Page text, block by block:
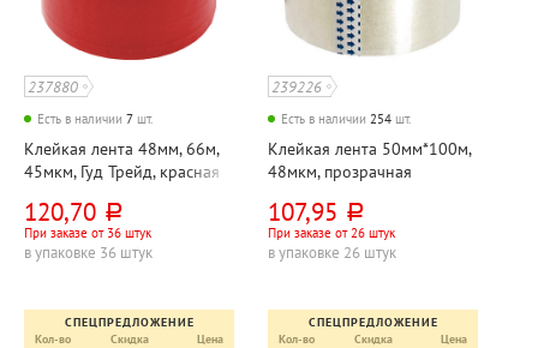
237880
Есть в наличии 7 шт.
Клейкая лента 48мм, 66м,
45мкм, Гуд Трейд, красная
120,70 руб.
При заказе от 36 штук
в упаковке 36 штук
СПЕЦПРЕДЛОЖЕНИЕ
Кол-во
Скидка Цена
239226
Есть в наличии 254 шт.
Клейкая лента 50мм*100м,
48мкм, прозрачная
107,95 руб.
При заказе от 26 штук
в упаковке 26 штук
СПЕЦПРЕДЛОЖЕНИЕ
Кол-во
Скидка Цена